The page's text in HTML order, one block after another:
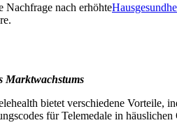
Nachfrage nach erhöhte
Marktwachstums
bietet verschiedene Vorteile,
für Telemedale in